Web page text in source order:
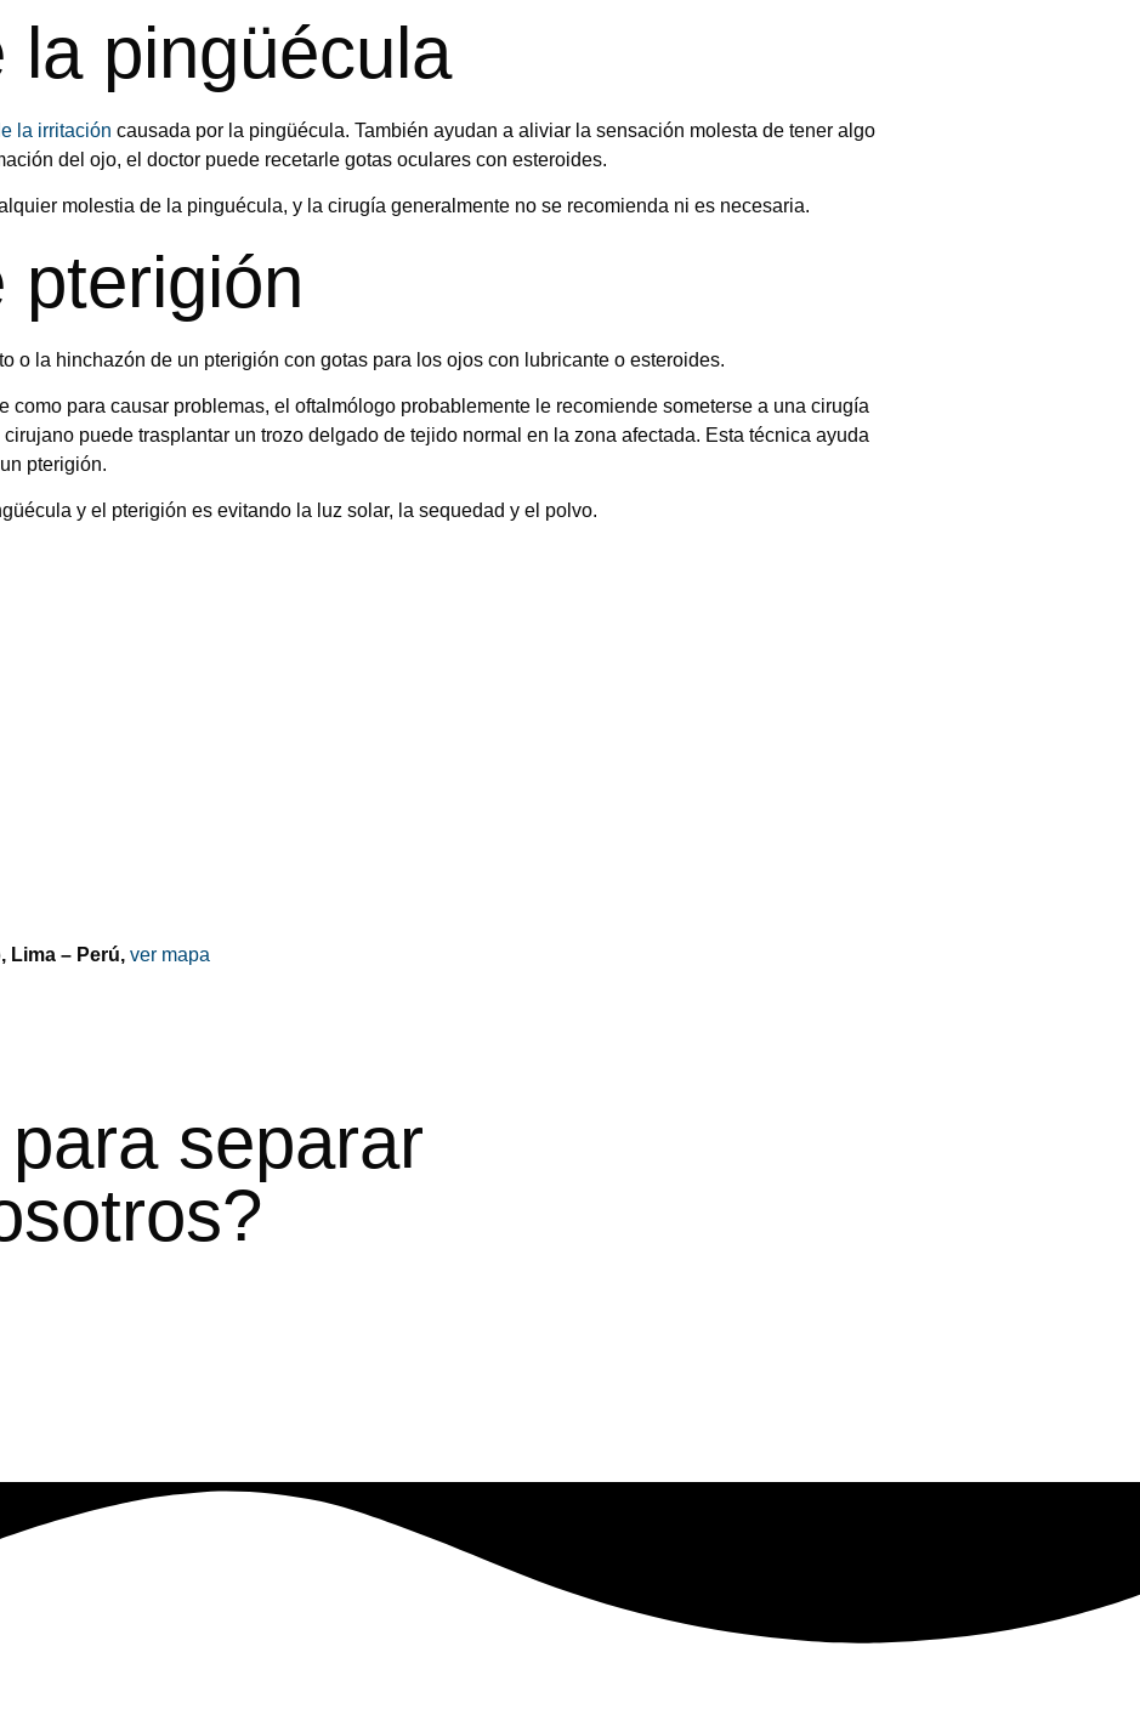
la pingüécula
la irritación causada por la pingüécula. También ayudan a aliviar la sensación molesta de tener algo
del ojo, el doctor puede recetarle gotas oculares con esteroides.
molestia de la pinguécula, y la cirugía generalmente no se recomienda ni es necesaria.
pterigión
o la hinchazón de un pterigión con gotas para los ojos con lubricante o esteroides.
para causar problemas, el oftalmólogo probablemente le recomiende someterse a una cirugía
puede trasplantar un trozo delgado de tejido normal en la zona afectada. Esta técnica ayuda
pterigión.
y el pterigión es evitando la luz solar, la sequedad y el polvo.
Lima – Perú, ver mapa
separar